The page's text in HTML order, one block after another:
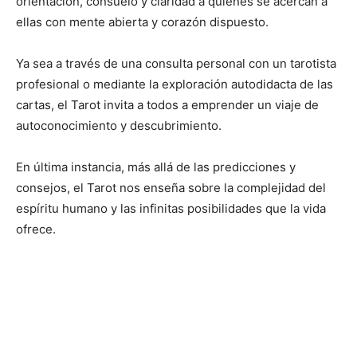
ellas con mente abierta y corazón dispuesto.
Ya sea a través de una consulta personal con un tarotista
profesional o mediante la exploración autodidacta de las
cartas, el Tarot invita a todos a emprender un viaje de
autoconocimiento y descubrimiento.
En última instancia, más allá de las predicciones y
consejos, el Tarot nos enseña sobre la complejidad del
espíritu humano y las infinitas posibilidades que la vida
ofrece.